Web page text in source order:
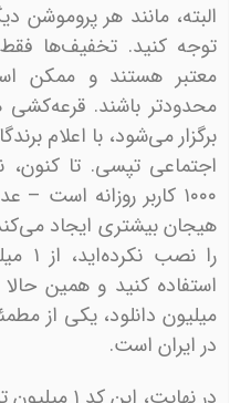
البته، مانند هر پروموشن
توجه کنید. تخفیف‌ها
معتبر هستند و ممکن
محدودتر باشند.
برگزار می‌شود، با اعلام
۱۰۰۰ کاربر روزانه است
هیجان بیشتری ایجاد
را
میلیون دانلود، یکی از
در ایران است.